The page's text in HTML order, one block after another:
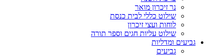
נר זיכרון מואר
שילוט כללי לבית כנסת
לוחות ועצי זיכרון
שילוט עליות חגים וספר תורה
גביעים ומדליות
גביעים